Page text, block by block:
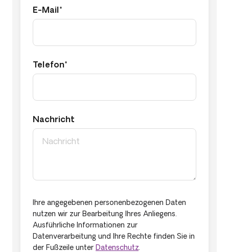
E-Mail*
Telefon*
Nachricht
Ihre angegebenen personenbezogenen Daten
nutzen wir zur Bearbeitung Ihres Anliegens.
Ausführliche Informationen zur
Datenverarbeitung und Ihre Rechte finden Sie in
der Fußzeile unter Datenschutz